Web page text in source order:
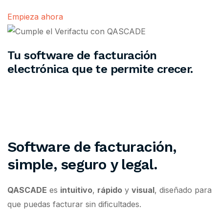
Empieza ahora
Tu software de facturación
electrónica que te permite crecer.
Software de facturación,
simple, seguro y legal.
QASCADE es intuitivo, rápido y visual, diseñado para
que puedas facturar sin dificultades.